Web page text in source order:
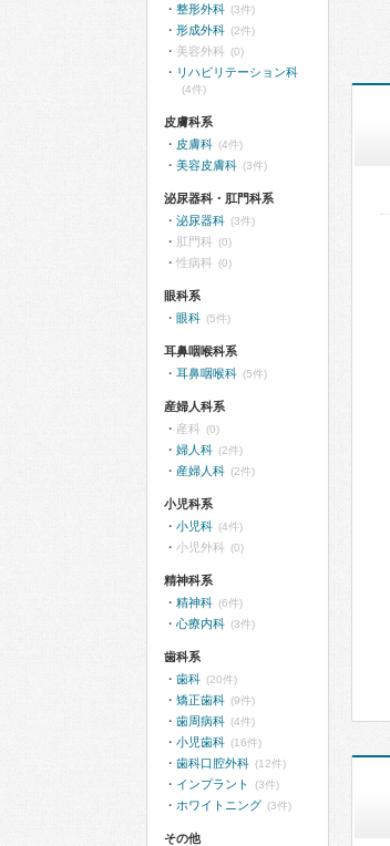
整形外科 (3件)
形成外科 (2件)
美容外科 (0)
リハビリテーション科
(4件)
皮膚科系
皮膚科 (4件)
美容皮膚科 (3件)
泌尿器科・肛門科系
泌尿器科 (3件)
肛門科 (0)
性病科 (0)
眼科系
眼科 (5件)
耳鼻咽喉科系
耳鼻咽喉科 (5件)
産婦人科系
産科 (0)
婦人科 (2件)
産婦人科 (2件)
小児科系
小児科 (4件)
小児外科 (0)
精神科系
精神科 (6件)
心療内科 (3件)
歯科系
歯科 (20件)
矯正歯科 (9件)
歯周病科 (4件)
小児歯科 (16件)
歯科口腔外科 (12件)
インプラント (3件)
ホワイトニング (3件)
その他